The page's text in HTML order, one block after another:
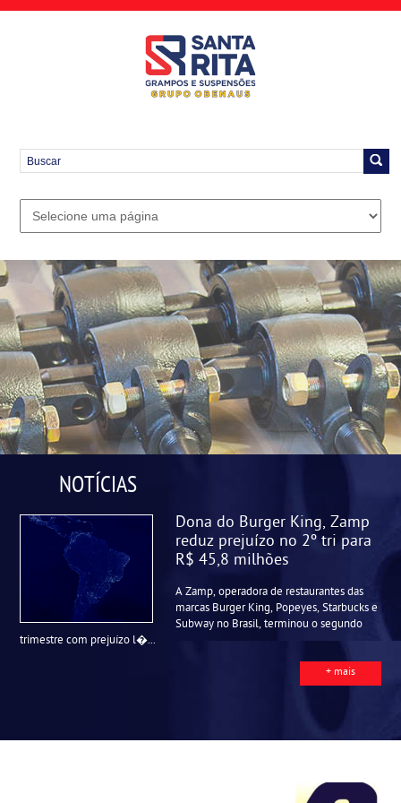
NOTÍCIAS
Dona do Burger King, Zamp
reduz prejuízo no 2º tri para
R$ 45,8 milhões
A Zamp, operadora de restaurantes das
marcas Burger King, Popeyes, Starbucks e
Subway no Brasil, terminou o segundo
trimestre com prejuízo l�...
+ mais